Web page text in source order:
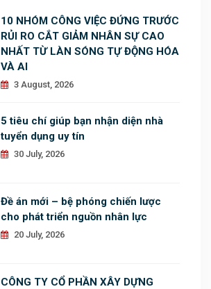
10 NHÓM CÔNG VIỆC ĐỨNG TRƯỚC
RỦI RO CẮT GIẢM NHÂN SỰ CAO
NHẤT TỪ LÀN SÓNG TỰ ĐỘNG HÓA
VÀ AI
3 August, 2026
5 tiêu chí giúp bạn nhận diện nhà
tuyển dụng uy tín
30 July, 2026
Đề án mới – bệ phóng chiến lược
cho phát triển nguồn nhân lực
20 July, 2026
CÔNG TY CỔ PHẦN XÂY DỰNG